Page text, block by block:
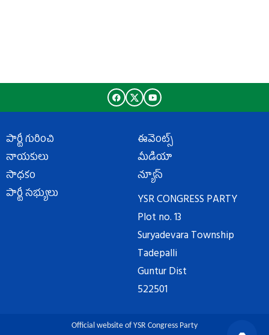
పార్టీ గురించి
నాయకులు
సాధకం
పార్టీ సభ్యులు
ఈవెంట్స్
మీడియా
న్యూస్
YSR CONGRESS PARTY
Plot no. 13
Suryadevara Township
Tadepalli
Guntur Dist
522501
Official website of YSR Congress Party